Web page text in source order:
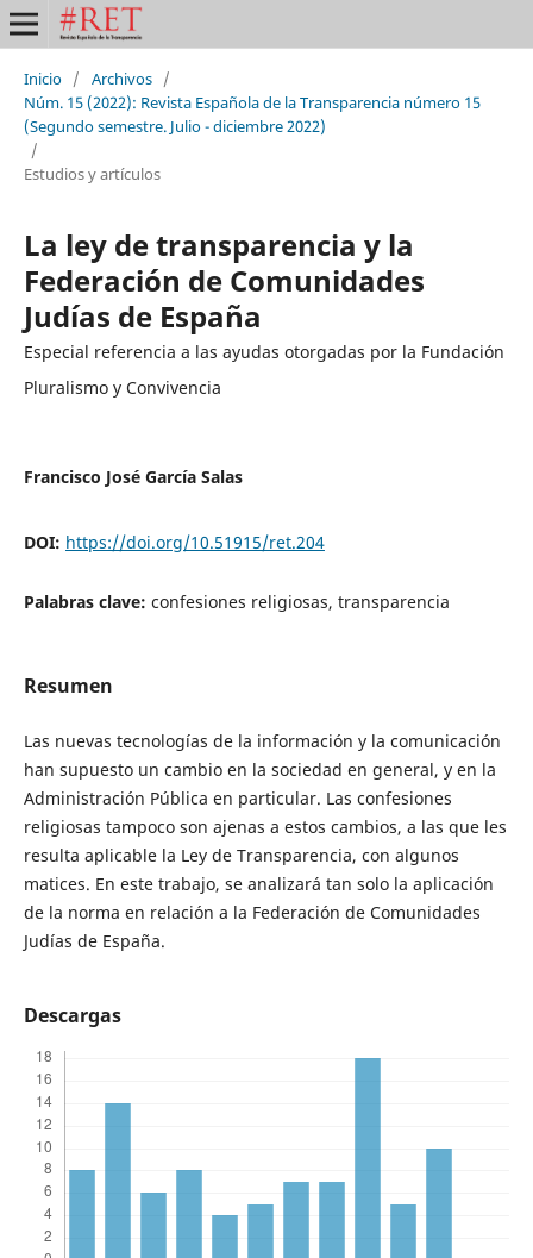
Inicio / Archivos /
Núm. 15 (2022): Revista Española de la Transparencia número 15
(Segundo semestre. Julio - diciembre 2022)
/
Estudios y artículos
La ley de transparencia y la
Federación de Comunidades
Judías de España
Especial referencia a las ayudas otorgadas por la Fundación
Pluralismo y Convivencia
Francisco José García Salas
DOI: https://doi.org/10.51915/ret.204
Palabras clave: confesiones religiosas, transparencia
Resumen
Las nuevas tecnologías de la información y la comunicación
han supuesto un cambio en la sociedad en general, y en la
Administración Pública en particular. Las confesiones
religiosas tampoco son ajenas a estos cambios, a las que les
resulta aplicable la Ley de Transparencia, con algunos
matices. En este trabajo, se analizará tan solo la aplicación
de la norma en relación a la Federación de Comunidades
Judías de España.
Descargas